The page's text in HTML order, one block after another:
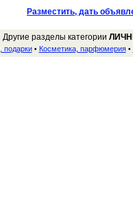
Разместить, дать
Другие разделы категории
подарки• Косметика, парфюмерия•